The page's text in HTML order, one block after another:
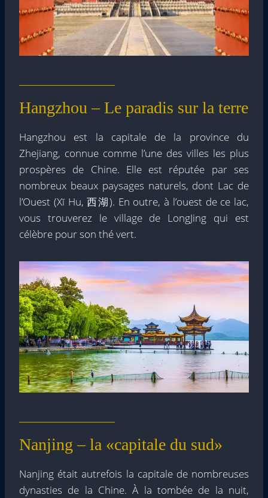
Hangzhou – Le paradis sur la terre
Hangzhou est la capitale de la province du
Zhejiang, connue comme l’une des villes les plus
prospères de Chine. Elle est réputée par ses
nombreux beaux paysages naturels, dont Lac de
l’Ouest (Xī Hu, 西湖). En outre, à l’ouest de ce lac,
vous trouverez le village de LongJing qui est
célèbre pour son thé vert.
Nanjing – la «capitale du sud»
Nanjing était autrefois la capitale de nombreuses
dynasties de la Chine. À la tombée de la nuit,